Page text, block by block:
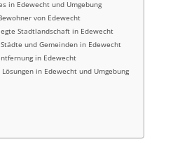
in Edewecht und Umgebung
von Edewecht
Stadtlandschaft in Edewecht
und Gemeinden in Edewecht
in Edewecht
in Edewecht und Umgebung